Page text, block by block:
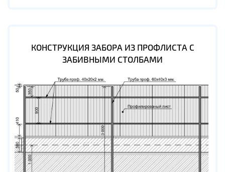
КОНСТРУКЦИЯ ЗАБОРА ИЗ ПРОФЛИСТА С
ЗАБИВНЫМИ СТОЛБАМИ